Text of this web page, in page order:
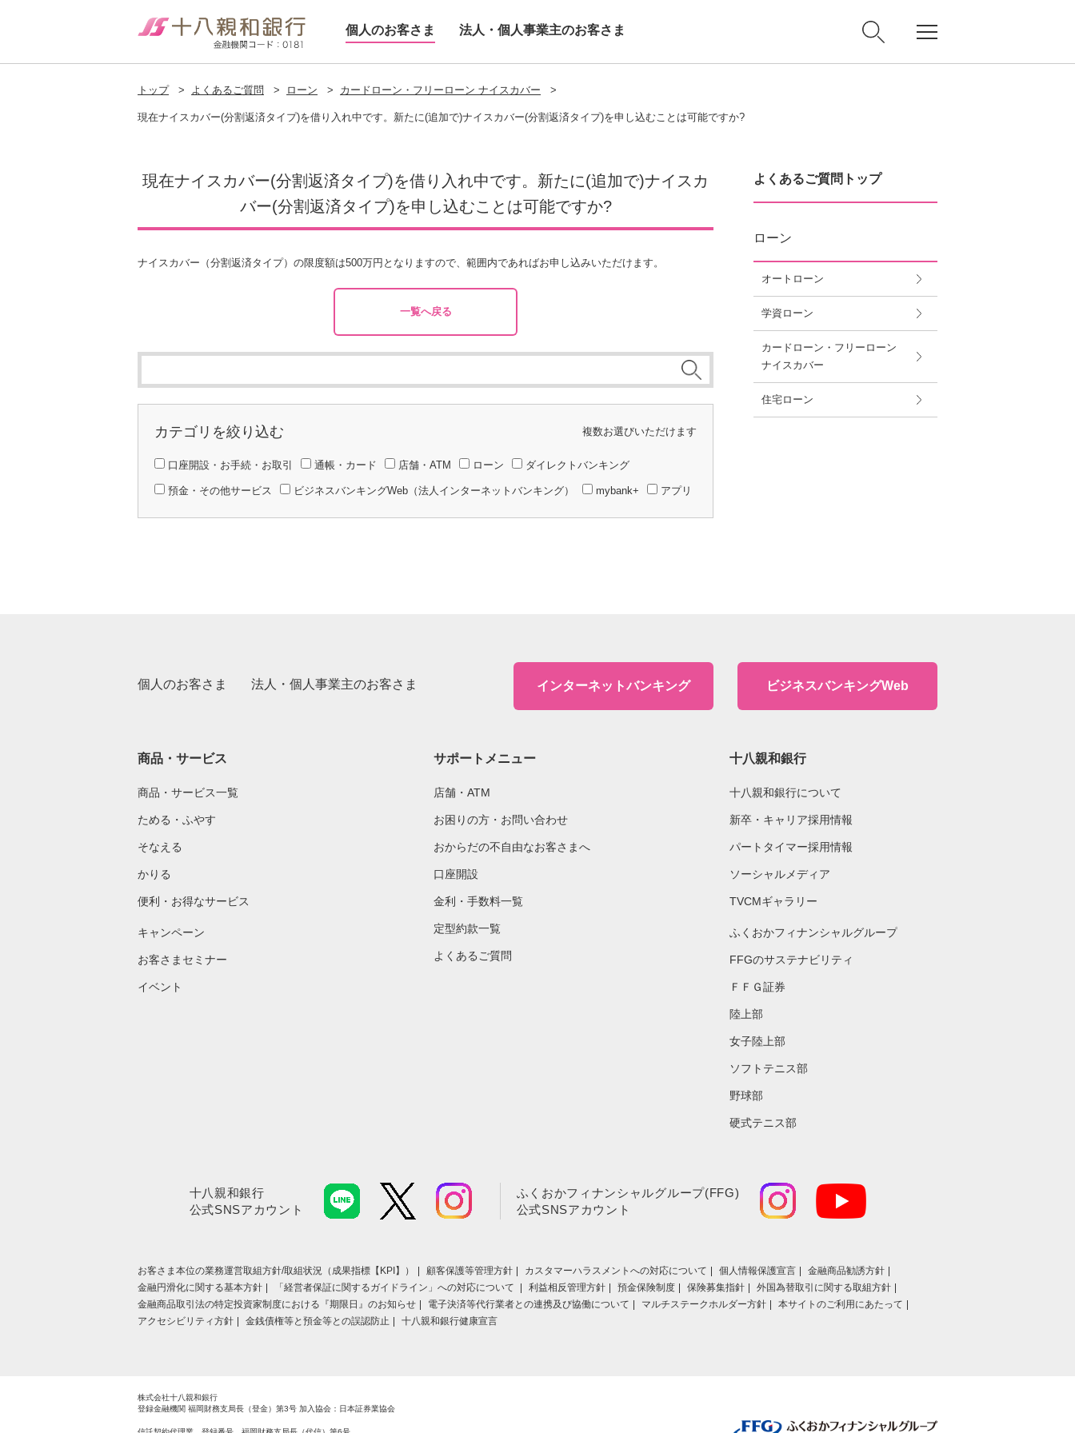
個人のお客さま 法人・個人事業主のお客さま
トップ > よくあるご質問 > ローン > カードローン・フリーローン ナイスカバー >
現在ナイスカバー(分割返済タイプ)を借り入れ中です。新たに(追加で)ナイスカバー(分割返済タイプ)を申し込むことは可能ですか?
現在ナイスカバー(分割返済タイプ)を借り入れ中です。新たに(追加で)ナイスカ
バー(分割返済タイプ)を申し込むことは可能ですか?
ナイスカバー（分割返済タイプ）の限度額は500万円となりますので、範囲内であればお申し込みいただけます。
一覧へ戻る
カテゴリを絞り込む 複数お選びいただけます
口座開設・お手続・お取引 通帳・カード 店舗・ATM ローン ダイレクトバンキング
預金・その他サービス ビジネスバンキングWeb（法人インターネットバンキング） mybank+ アプリ
よくあるご質問トップ
ローン
オートローン
学資ローン
カードローン・フリーローン
ナイスカバー
住宅ローン
個人のお客さま 法人・個人事業主のお客さま インターネットバンキング ビジネスバンキングWeb
商品・サービス
商品・サービス一覧
ためる・ふやす
そなえる
かりる
便利・お得なサービス
キャンペーン
お客さまセミナー
イベント
サポートメニュー
店舗・ATM
お困りの方・お問い合わせ
おからだの不自由なお客さまへ
口座開設
金利・手数料一覧
定型約款一覧
よくあるご質問
十八親和銀行
十八親和銀行について
新卒・キャリア採用情報
パートタイマー採用情報
ソーシャルメディア
TVCMギャラリー
ふくおかフィナンシャルグループ
FFGのサステナビリティ
ＦＦＧ証券
陸上部
女子陸上部
ソフトテニス部
野球部
硬式テニス部
十八親和銀行
公式SNSアカウント
ふくおかフィナンシャルグループ(FFG)
公式SNSアカウント
お客さま本位の業務運営取組⽅針/取組状況（成果指標【KPI】） 顧客保護等管理方針 カスタマーハラスメントへの対応について 個人情報保護宣言
金融商品勧誘方針
金融円滑化に関する基本方針
「経営者保証に関するガイドライン」への対応について 利益相反管理方針 預金保険制度 保険募集指針
外国為替取引に関する取組方針
金融商品取引法の特定投資家制度における『期限日』のお知らせ
電子決済等代行業者との連携及び協働について マルチステークホルダー方針
本サイトのご利用にあたって
アクセシビリティ方針
金銭債権等と預金等との誤認防止 十八親和銀行健康宣言
株式会社十八親和銀行
登録金融機関 福岡財務支局長（登金）第3号 加入協会：日本証券業協会